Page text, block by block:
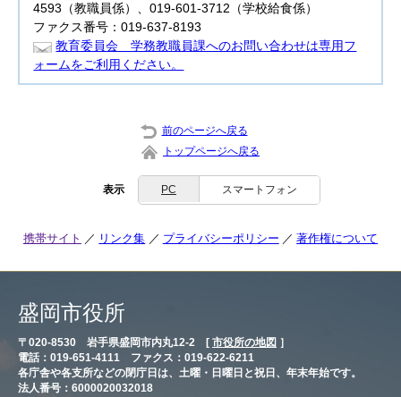
4593（教職員係）、019-601-3712（学校給食係）
ファクス番号：019-637-8193
教育委員会 学務教職員課へのお問い合わせは専用フ
ォームをご利用ください。
前のページへ戻る
トップページへ戻る
表示 PC スマートフォン
携帯サイト リンク集 プライバシーポリシー 著作権について
盛岡市役所
〒020-8530 岩手県盛岡市内丸12-2 [ 市役所の地図 ］
電話：019-651-4111 ファクス：019-622-6211
各庁舎や各支所などの閉庁日は、土曜・日曜日と祝日、年末年始です。
法人番号：6000020032018